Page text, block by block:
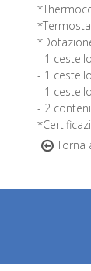
- 1
- 1
- 1
- 2
Torna